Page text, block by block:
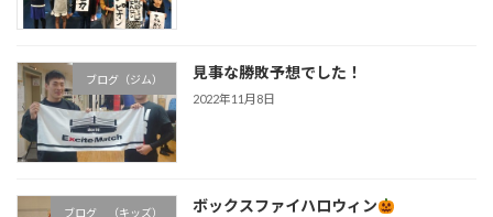
ブログ（ジム） 見事な勝敗予想でした！
2022年11月8日
ブログ （キッズ） ボックスファイハロウィン